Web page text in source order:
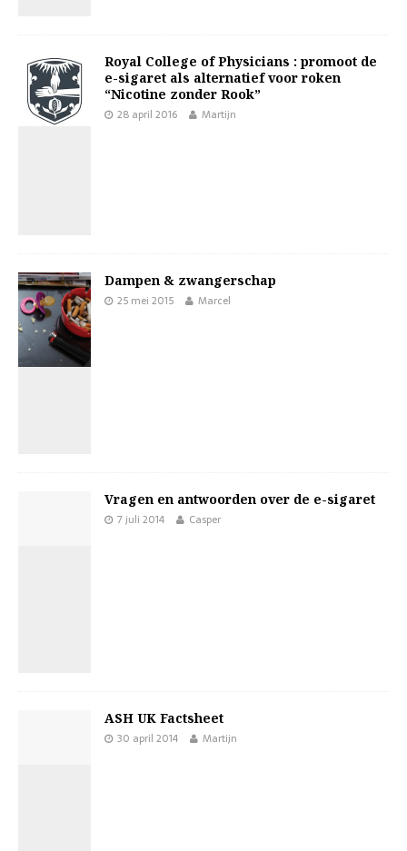
Royal College of Physicians : promoot de
e-sigaret als alternatief voor roken
“Nicotine zonder Rook”
28 april 2016 Martijn
Dampen & zwangerschap
25 mei 2015 Marcel
Vragen en antwoorden over de e-sigaret
7 juli 2014 Casper
ASH UK Factsheet
30 april 2014 Martijn